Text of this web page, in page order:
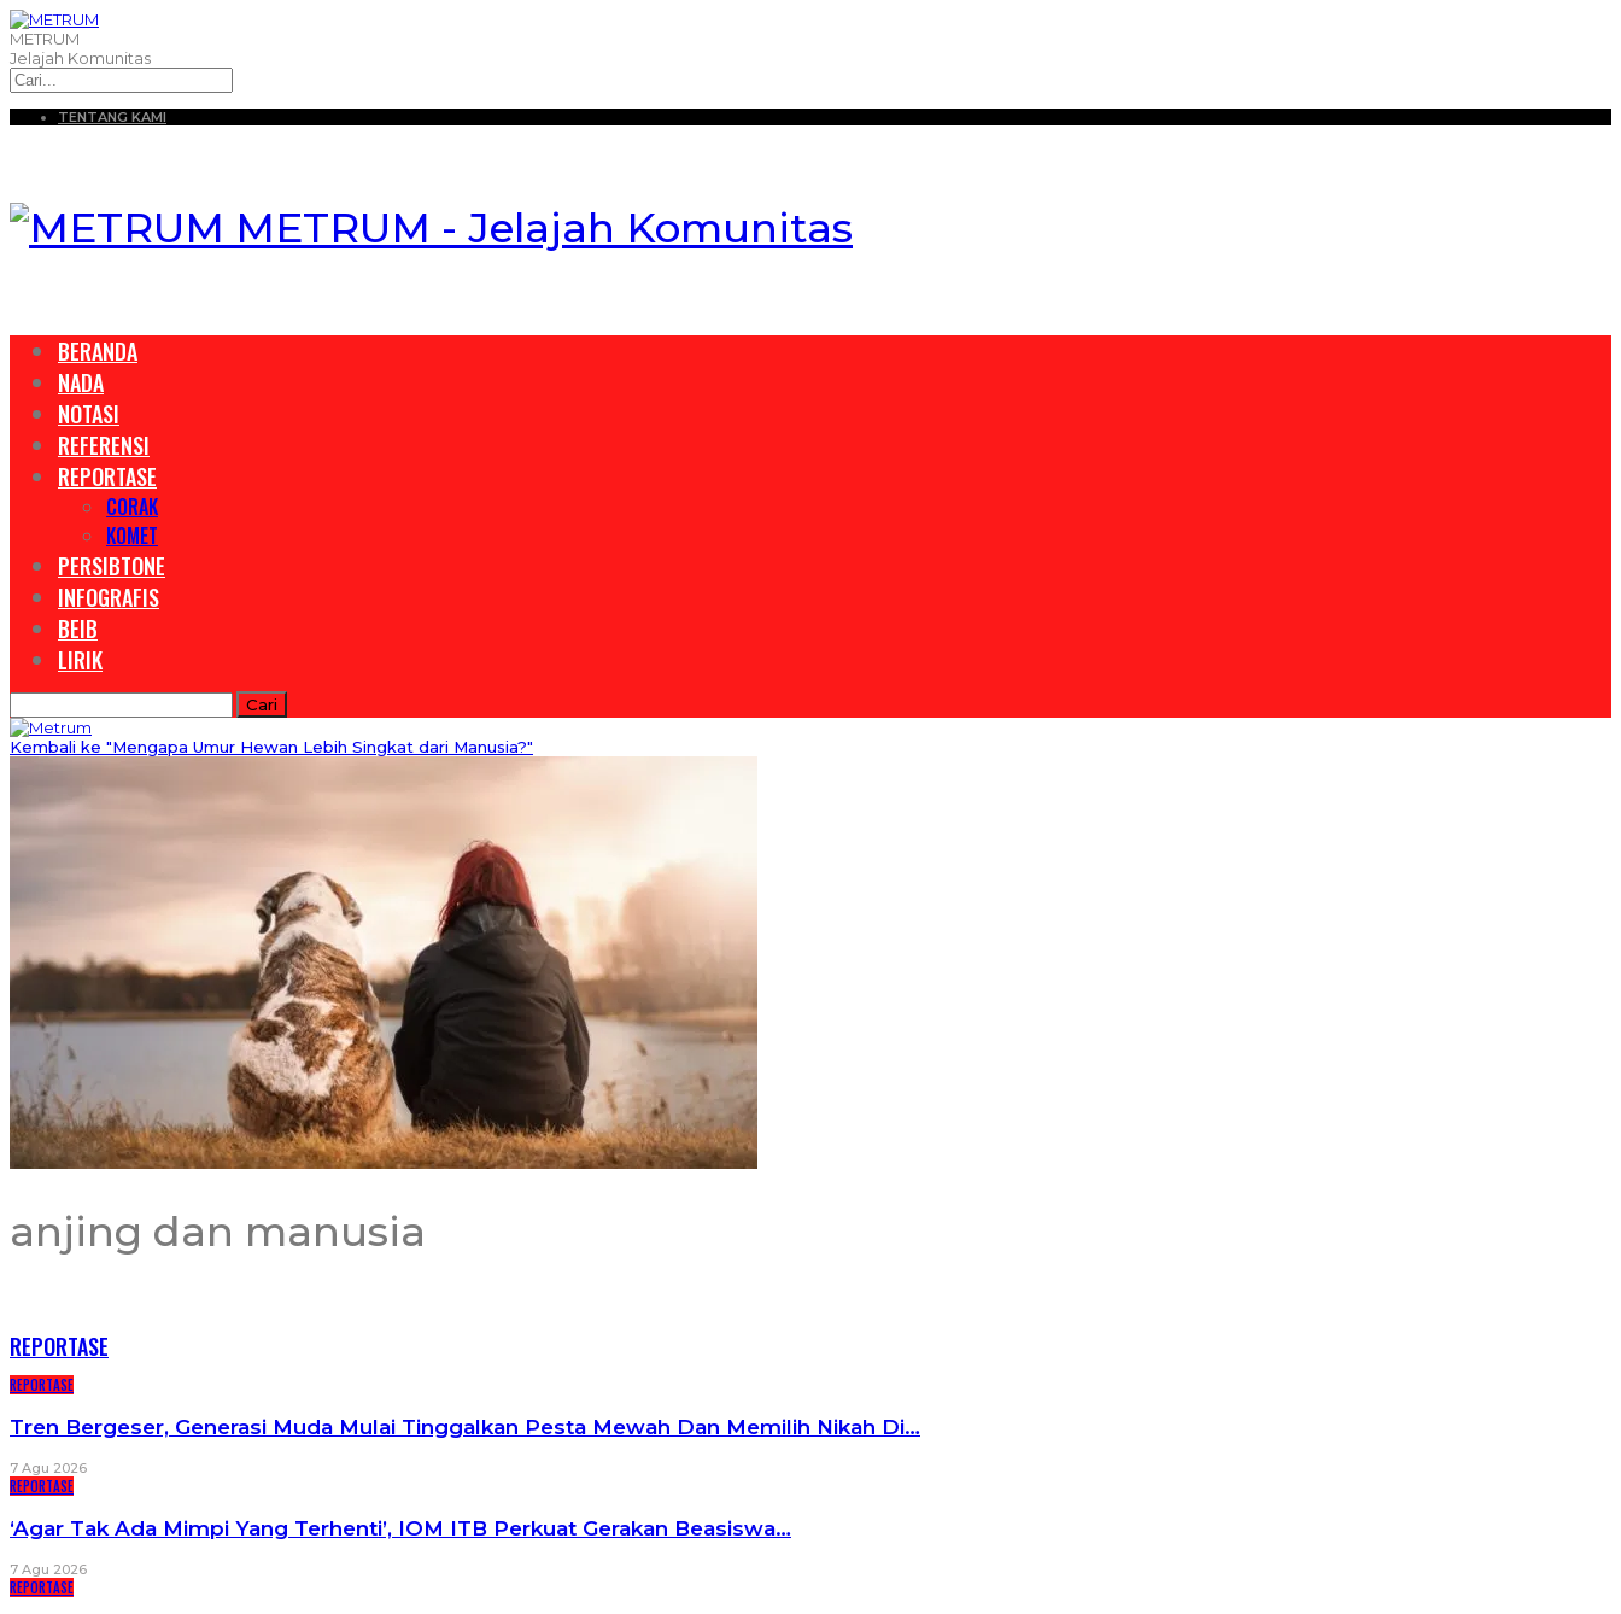
METRUM
Jelajah Komunitas
TENTANG KAMI
METRUM - Jelajah Komunitas
BERANDA
NADA
NOTASI
REFERENSI
REPORTASE
CORAK
KOMET
PERSIBTONE
INFOGRAFIS
BEIB
LIRIK
Kembali ke "Mengapa Umur Hewan Lebih Singkat dari Manusia?"
anjing dan manusia
REPORTASE
REPORTASE
Tren Bergeser, Generasi Muda Mulai Tinggalkan Pesta Mewah Dan Memilih Nikah Di…
7 Agu 2026
REPORTASE
‘Agar Tak Ada Mimpi Yang Terhenti’, IOM ITB Perkuat Gerakan Beasiswa…
7 Agu 2026
REPORTASE